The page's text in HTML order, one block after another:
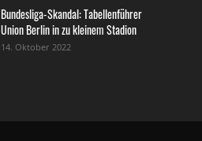
Bundesliga-Skandal: Tabellenführer
Union Berlin in zu kleinem Stadion
14. Oktober 2022